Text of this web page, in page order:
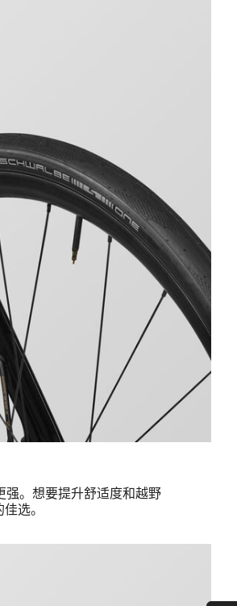
强。想要提升舒适度和越野
选。